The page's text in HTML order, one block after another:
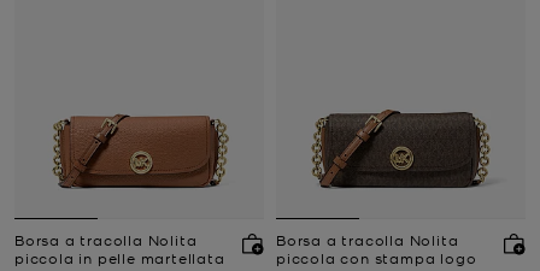
Borsa a tracolla Nolita
piccola in pelle martellata
Borsa a tracolla Nolita
piccola con stampa logo